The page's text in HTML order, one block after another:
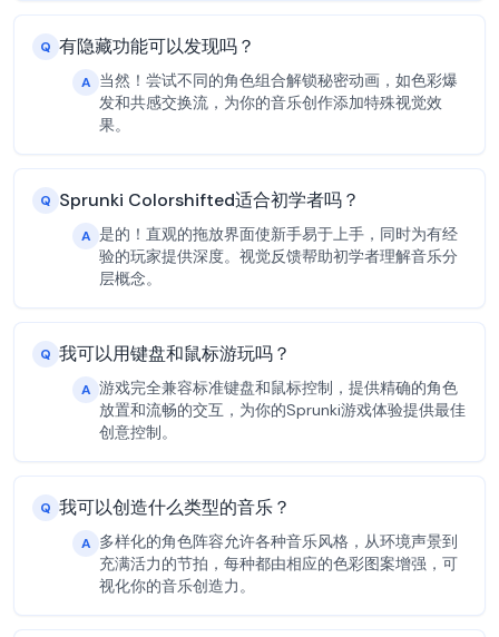
Q 有隐藏功能可以发现吗？
A 当然！尝试不同的角色组合解锁秘密动画，如色彩爆
发和共感交换流，为你的音乐创作添加特殊视觉效
果。
Q Sprunki Colorshifted适合初学者吗？
A 是的！直观的拖放界面使新手易于上手，同时为有经
验的玩家提供深度。视觉反馈帮助初学者理解音乐分
层概念。
Q 我可以用键盘和鼠标游玩吗？
A 游戏完全兼容标准键盘和鼠标控制，提供精确的角色
放置和流畅的交互，为你的Sprunki游戏体验提供最佳
创意控制。
Q 我可以创造什么类型的音乐？
A 多样化的角色阵容允许各种音乐风格，从环境声景到
充满活力的节拍，每种都由相应的色彩图案增强，可
视化你的音乐创造力。